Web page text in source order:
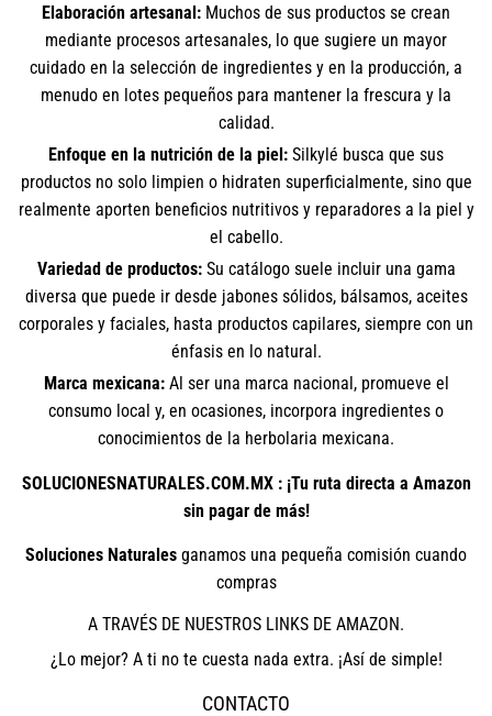
Elaboración artesanal: Muchos de sus productos se crean
mediante procesos artesanales, lo que sugiere un mayor
cuidado en la selección de ingredientes y en la producción, a
menudo en lotes pequeños para mantener la frescura y la
calidad.
Enfoque en la nutrición de la piel: Silkylé busca que sus
productos no solo limpien o hidraten superficialmente, sino que
realmente aporten beneficios nutritivos y reparadores a la piel y
el cabello.
Variedad de productos:Su catálogo suele incluir una gama
diversa que puede ir desde jabones sólidos, bálsamos, aceites
corporales y faciales, hasta productos capilares, siempre con un
énfasis en lo natural.
Marca mexicana:Al ser una marca nacional, promueve el
consumo local y, en ocasiones, incorpora ingredientes o
conocimientos de la herbolaria mexicana.
SOLUCIONESNATURALES.COM.MX : ¡Tu ruta directa a Amazon
sin pagar de más!
Soluciones Naturales ganamos una pequeña comisión cuando
compras
A TRAVÉS DE NUESTROS LINKS DE AMAZON.
¿Lo mejor? A ti no te cuesta nada extra. ¡Así de simple!
CONTACTO